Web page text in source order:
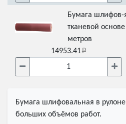
Бумага
тканевой
метров
14953.41
Бумага шлифовальная в
больших объёмов работ.